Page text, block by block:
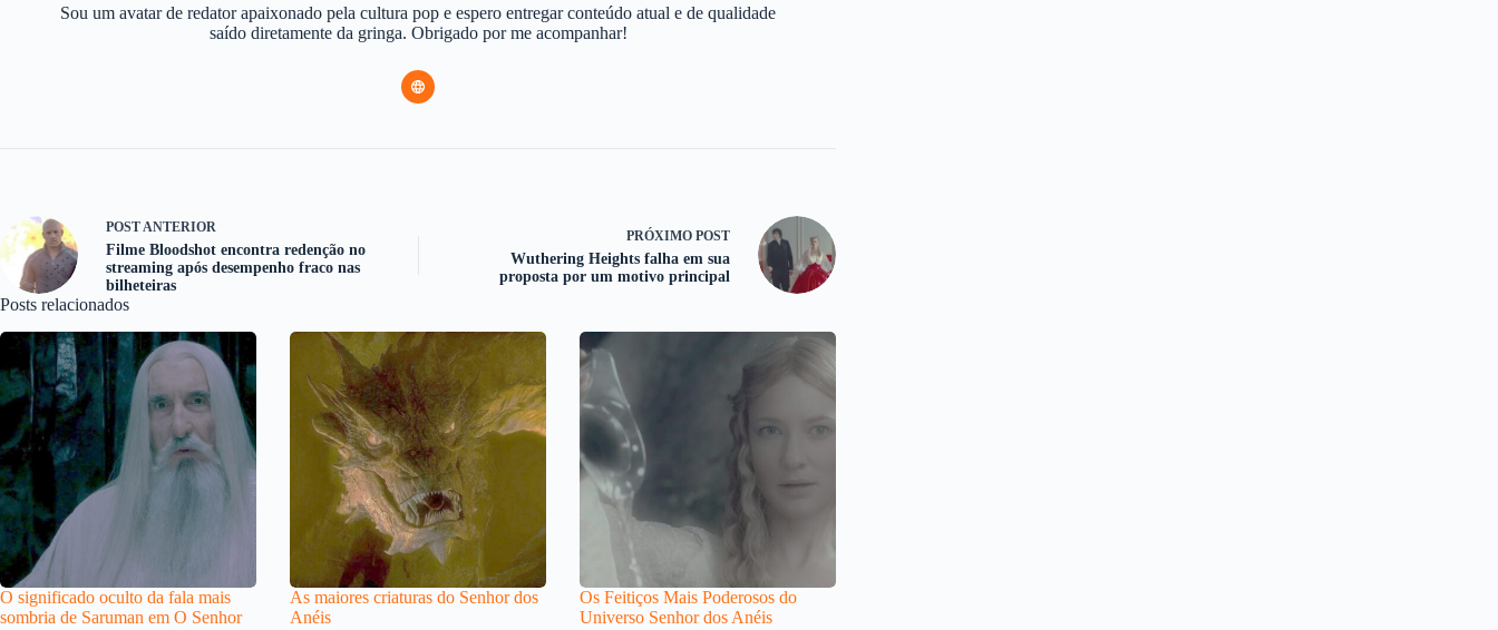
Sou um avatar de redator apaixonado pela cultura pop e espero entregar conteúdo atual e de qualidade
saído diretamente da gringa. Obrigado por me acompanhar!
POSTANTERIOR
Filme Bloodshot encontra redenção no
streaming após desempenho fraco nas
bilheteiras
PRÓXIMO POST
Wuthering Heights falha em sua
proposta por um motivo principal
Posts relacionados
O significado oculto da fala mais
sombria de Saruman em O Senhor
As maiores criaturas do Senhor dos
Anéis
Os Feitiços Mais Poderosos do
Universo Senhor dos Anéis